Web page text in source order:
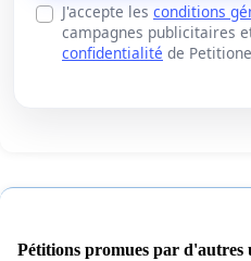
J'accepte les conditions
campagnes publicitaires
confidentialité de
Pétitions promues par d'autres